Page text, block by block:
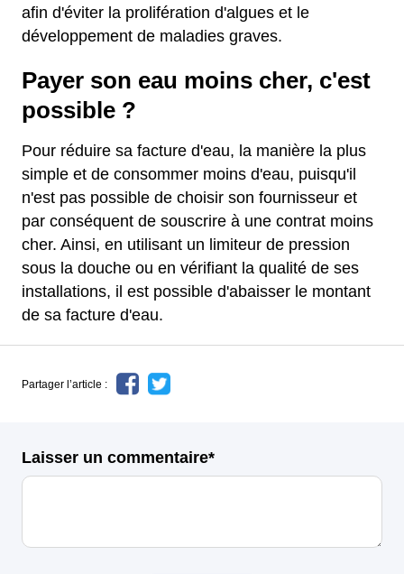
afin d'éviter la prolifération d'algues et le
développement de maladies graves.
Payer son eau moins cher, c'est
possible ?
Pour réduire sa facture d'eau, la manière la plus
simple et de consommer moins d'eau, puisqu'il
n'est pas possible de choisir son fournisseur et
par conséquent de souscrire à une contrat moins
cher. Ainsi, en utilisant un limiteur de pression
sous la douche ou en vérifiant la qualité de ses
installations, il est possible d'abaisser le montant
de sa facture d'eau.
Partager l’article :
Laisser un commentaire*